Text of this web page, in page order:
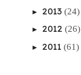
► 2013 (24)
► 2012 (26)
► 2011 (61)